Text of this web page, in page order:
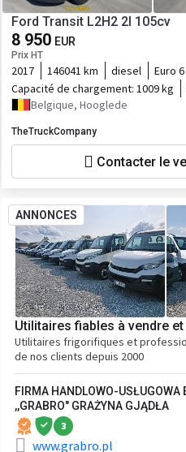
Ford Transit L2H2 2l 105cv
8 950 EUR
Prix HT
2017 146041 km diesel Euro 6
Capacité de chargement: 1009 kg
Belgique, Hooglede
TheTruckCompany
Contacter le
ANNONCES
Utilitaires fiables à vendre
Utilitaires frigorifiques et
de nos clients depuis 2000
FIRMA HANDLOWO-USŁUGOWA
,,GRABRO" GRAŻYNA GJĄDŁA
3
www.grabro.pl